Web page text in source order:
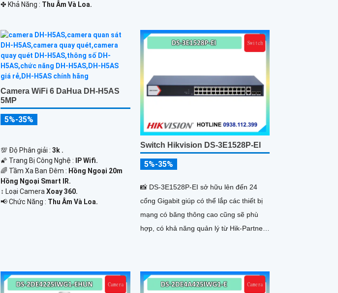
️✤ Khả Năng : Thu Âm Và Loa.
Camera WiFi 6 DaHua DH-H5AS
5MP
5%-35%
💯 Độ Phân giải :3k .
🌠 Trang Bị Công Nghệ :
IP Wifi.
🌈 Tầm Xa Ban Đêm : Hồng Ngoại 20m
Hồng Ngoại Smart IR.
↕️ Loại CameraXoay 360.
️📢 Chức Năng : Thu Âm Và Loa.
Switch Hikvision DS-3E1528P-EI
5%-35%
📸 DS-3E1528P-EI sở hữu lên đến 24
cổng Gigabit giúp có thể lắp các thiết bị
mạng có băng thông cao cũng sẽ phù
hợp, có khả năng quản lý từ Hik-Partner
kim loại, chông sét 6kV.